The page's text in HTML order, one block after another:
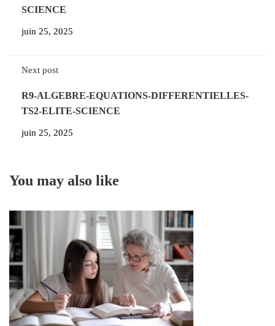
SCIENCE
juin 25, 2025
Next post
R9-ALGEBRE-EQUATIONS-DIFFERENTIELLES-
TS2-ELITE-SCIENCE
juin 25, 2025
You may also like